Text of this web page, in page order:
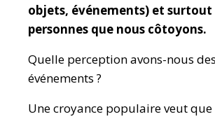
objets, événements) et surtout
personnes que nous côtoyons.
Quelle perception avons-nous des
événements ?
Une croyance populaire veut que